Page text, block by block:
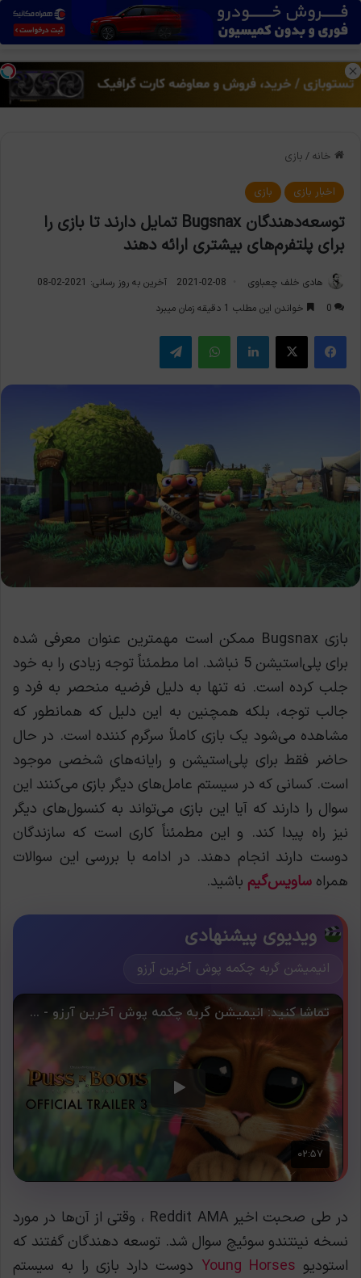
منو
خانه / بازی
اخبار بازی بازی
توسعه‌دهندگان Bugsnax تمایل دارند تا بازی را
برای پلتفرم‌های بیشتری ارائه دهند
هادی خلف چعباوی 2021-02-08
آخرین به روز رسانی: 2021-02-08
0
خواندن این مطلب 1 دقیقه زمان میبرد
فیس بوک X لینکدین واتس آپ تلگرام
بازی Bugsnax ممکن است مهمترین عنوان معرفی شده
برای پلی‌استیشن 5 نباشد. اما مطمئناً توجه زیادی را به خود
جلب کرده است. نه تنها به دلیل فرضیه منحصر به فرد و
جالب توجه، بلکه همچنین به این دلیل که همانطور که
مشاهده می‌شود یک بازی کاملاً سرگرم کننده است. در حال
حاضر فقط برای پلی‌‌‌‌‌‌‌‌‌استیشن و رایانه‌های شخصی موجود
است. کسانی که در سیستم عامل‌های دیگر بازی می‌کنند این
سوال را دارند که آیا این بازی می‌تواند به کنسول‌های دیگر
نیز راه پیدا کند. و این مطمئناً کاری است که سازندگان
دوست دارند انجام دهند. در ادامه با بررسی این سوالات
همراه ساویس‌گیم باشید.
ویدیوی پیشنهادی
انیمیشن گربه چکمه پوش آخرین آرزو
در طی صحبت اخیر Reddit AMA ، وقتی از آن‌ها در مورد
نسخه نینتندو سوئیچ سوال شد. توسعه دهندگان گفتند که
استودیو Young Horses دوست دارد بازی را به سیستم